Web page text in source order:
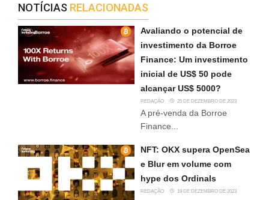
NOTÍCIAS RELACIONADAS
Avaliando o potencial de
investimento da Borroe
Finance: Um investimento
inicial de US$ 50 pode
alcançar US$ 5000?
REDAÇÃO 25 DE DEZEMBRO DE 2023
A pré-venda da Borroe
Finance...
NFT: OKX supera OpenSea
e Blur em volume com
hype dos Ordinals
REDAÇÃO 19 DE DEZEMBRO DE 2023